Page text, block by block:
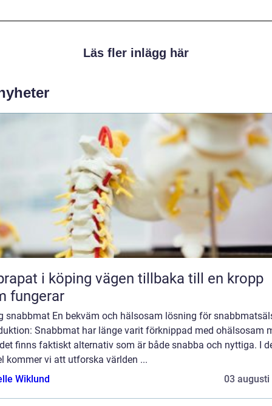
Läs fler inlägg här
köping vägen tillbaka till en kropp
fungerar
snabbmat En bekväm och hälsosam lösning för
Snabbmat har länge varit förknippad med ohälsosam
finns faktiskt alternativ som är både snabba och nyttiga. I
kommer vi att utforska världen ...
Wiklund
03 augusti